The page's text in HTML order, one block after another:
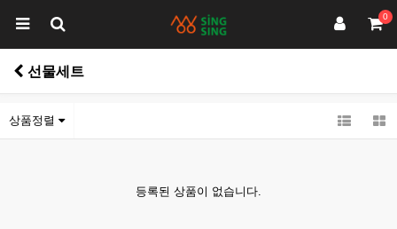
0
선물세트
상품정렬
등록된 상품이 없습니다.